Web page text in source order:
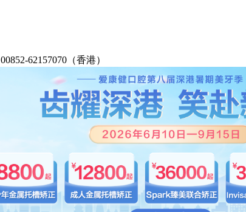
00852-62157070（香港）